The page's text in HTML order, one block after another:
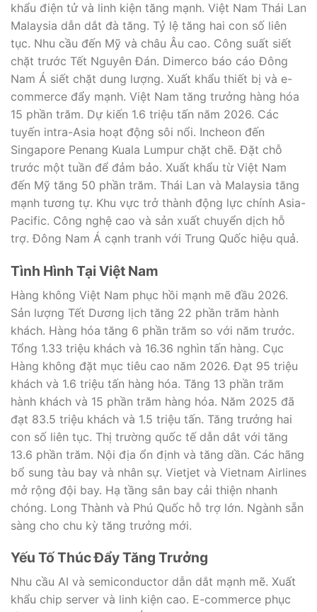
khẩu điện tử và linh kiện tăng mạnh. Việt Nam Thái Lan
Malaysia dẫn dắt đà tăng. Tỷ lệ tăng hai con số liên
tục. Nhu cầu đến Mỹ và châu Âu cao. Công suất siết
chặt trước Tết Nguyên Đán. Dimerco báo cáo Đông
Nam Á siết chặt dung lượng. Xuất khẩu thiết bị và e-
commerce đẩy mạnh. Việt Nam tăng trưởng hàng hóa
15 phần trăm. Dự kiến 1.6 triệu tấn năm 2026. Các
tuyến intra-Asia hoạt động sôi nổi. Incheon đến
Singapore Penang Kuala Lumpur chặt chẽ. Đặt chỗ
trước một tuần để đảm bảo. Xuất khẩu từ Việt Nam
đến Mỹ tăng 50 phần trăm. Thái Lan và Malaysia tăng
mạnh tương tự. Khu vực trở thành động lực chính Asia-
Pacific. Công nghệ cao và sản xuất chuyển dịch hỗ
trợ. Đông Nam Á cạnh tranh với Trung Quốc hiệu quả.
Tình Hình Tại Việt Nam
Hàng không Việt Nam phục hồi mạnh mẽ đầu 2026.
Sản lượng Tết Dương lịch tăng 22 phần trăm hành
khách. Hàng hóa tăng 6 phần trăm so với năm trước.
Tổng 1.33 triệu khách và 16.36 nghìn tấn hàng. Cục
Hàng không đặt mục tiêu cao năm 2026. Đạt 95 triệu
khách và 1.6 triệu tấn hàng hóa. Tăng 13 phần trăm
hành khách và 15 phần trăm hàng hóa. Năm 2025 đã
đạt 83.5 triệu khách và 1.5 triệu tấn. Tăng trưởng hai
con số liên tục. Thị trường quốc tế dẫn dắt với tăng
13.6 phần trăm. Nội địa ổn định và tăng dần. Các hãng
bổ sung tàu bay và nhân sự. Vietjet và Vietnam Airlines
mở rộng đội bay. Hạ tầng sân bay cải thiện nhanh
chóng. Long Thành và Phú Quốc hỗ trợ lớn. Ngành sẵn
sàng cho chu kỳ tăng trưởng mới.
Yếu Tố Thúc Đẩy Tăng Trưởng
Nhu cầu AI và semiconductor dẫn dắt mạnh mẽ. Xuất
khẩu chip server và linh kiện cao. E-commerce phục